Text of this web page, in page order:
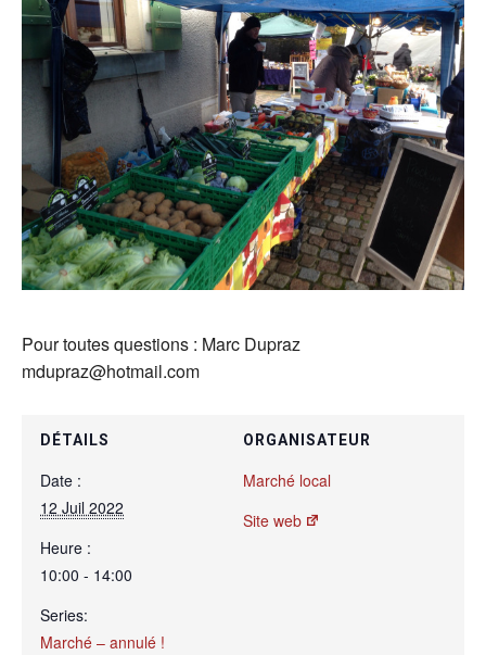
Pour toutes questions : Marc Dupraz
mdupraz@hotmail.com
DÉTAILS
Date :
12 Juil 2022
Heure :
10:00 - 14:00
Series:
Marché – annulé !
ORGANISATEUR
Marché local
Site web